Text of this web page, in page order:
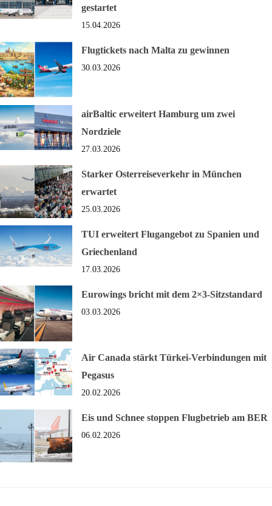
gestartet
15.04.2026
Flugtickets nach Malta zu gewinnen
30.03.2026
airBaltic erweitert Hamburg um zwei
Nordziele
27.03.2026
Starker Osterreiseverkehr in München
erwartet
25.03.2026
TUI erweitert Flugangebot zu Spanien und
Griechenland
17.03.2026
Eurowings bricht mit dem 2×3-Sitzstandard
03.03.2026
Air Canada stärkt Türkei-Verbindungen mit
Pegasus
20.02.2026
Eis und Schnee stoppen Flugbetrieb am BER
06.02.2026